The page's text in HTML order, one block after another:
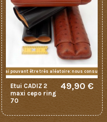
délai pouvant être très aléatoire: nous consulter
Etui CADIZ 2
maxi cepo ring
70
49,90 €